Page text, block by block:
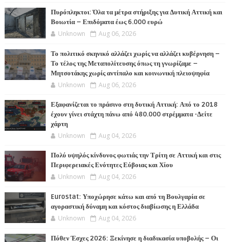
Πυρόπληκτοι: Όλα τα μέτρα στήριξης για Δυτική Αττική και
Βοιωτία – Επιδόματα έως 6.000 ευρώ
Unknown Aug 06, 2026
Το πολιτικό σκηνικό αλλάζει χωρίς να αλλάζει κυβέρνηση –
Το τέλος της Μεταπολίτευσης όπως τη γνωρίζαμε –
Μητσοτάκης χωρίς αντίπαλο και κοινωνική πλειοψηφία
Unknown Aug 06, 2026
Εξαφανίζεται το πράσινο στη δυτική Αττική: Από το 2018
έχουν γίνει στάχτη πάνω από 480.000 στρέμματα -Δείτε
χάρτη
Unknown Aug 04, 2026
Πολύ υψηλός κίνδυνος φωτιάς την Τρίτη σε Αττική και στις
Περιφερειακές Ενότητες Εύβοιας και Χίου
Unknown Aug 04, 2026
Eurostat: Υποχώρησε κάτω και από τη Βουλγαρία σε
αγοραστική δύναμη και κόστος διαβίωσης η Ελλάδα
Unknown Aug 04, 2026
Πόθεν Έσχες 2026: Ξεκίνησε η διαδικασία υποβολής – Οι